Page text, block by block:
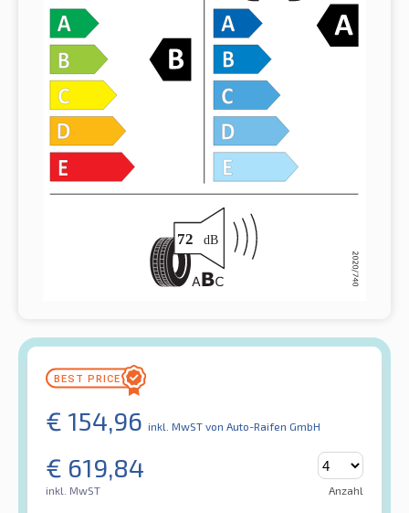
€ 154,96 inkl. MwST von Auto-Raifen GmbH
€ 619,84
inkl. MwST Anzahl